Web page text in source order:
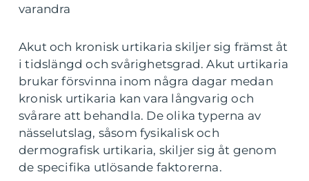
varandra
Akut och kronisk urtikaria skiljer sig främst åt
i tidslängd och svårighetsgrad. Akut urtikaria
brukar försvinna inom några dagar medan
kronisk urtikaria kan vara långvarig och
svårare att behandla. De olika typerna av
nässelutslag, såsom fysikalisk och
dermografisk urtikaria, skiljer sig åt genom
de specifika utlösande faktorerna.